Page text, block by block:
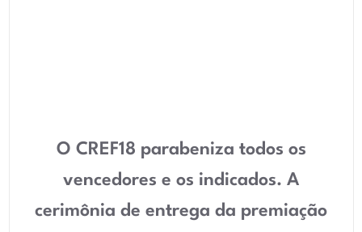
O CREF18 parabeniza todos os
vencedores e os indicados. A
cerimônia de entrega da premiação